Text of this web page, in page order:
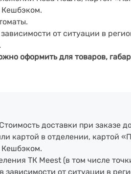
Кешбэком.
от ситуации в
оформить для товаров,
доставки при заказе
картой в отделении, картой
Кешбэком.
ТК Meest (в том числе
от ситуации в